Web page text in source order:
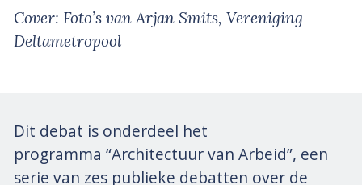
Cover: Foto’s van Arjan Smits, Vereniging
Deltametropool
Dit debat is onderdeel het
programma “Architectuur van Arbeid”, een
serie van zes publieke debatten over de